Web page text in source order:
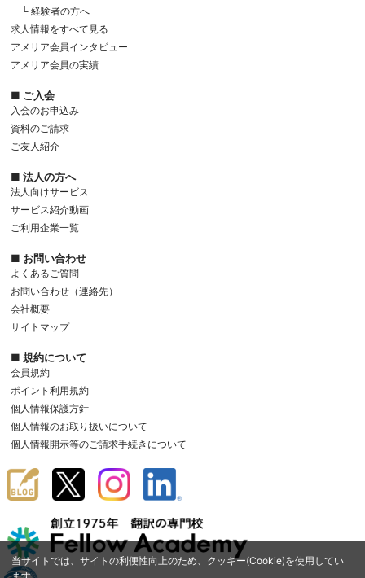
当サイトでは、サイトの利便性向上のため、クッキー(Cookie)を使用してい
└ 経験者の方へ
求人情報をすべて見る
アメリア会員インタビュー
アメリア会員の実績
■ ご入会
入会のお申込み
資料のご請求
ご友人紹介
■ 法人の方へ
法人向けサービス
サービス紹介動画
ご利用企業一覧
■ お問い合わせ
よくあるご質問
お問い合わせ（連絡先）
会社概要
サイトマップ
■ 規約について
会員規約
ポイント利用規約
個人情報保護方針
個人情報のお取り扱いについて
個人情報開示等のご請求手続きについて